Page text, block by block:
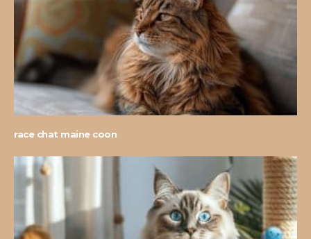
race chat maine coon